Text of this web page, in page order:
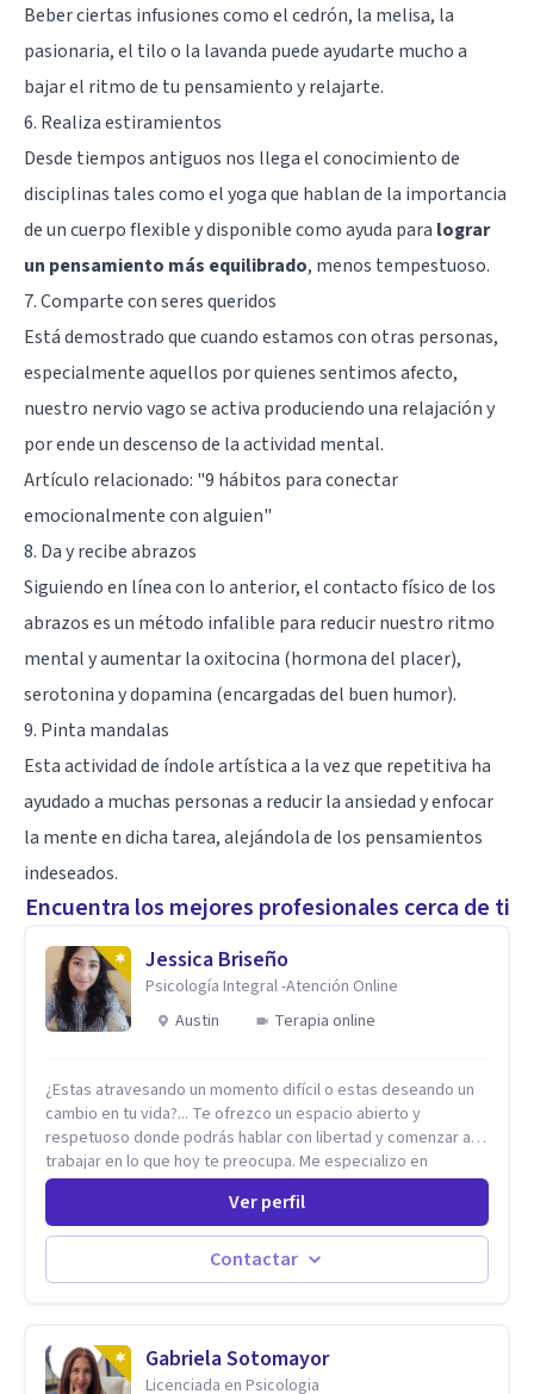
Beber ciertas infusiones como el cedrón, la melisa, la
pasionaria, el tilo o la lavanda puede ayudarte mucho a
bajar el ritmo de tu pensamiento y relajarte.
6. Realiza estiramientos
Desde tiempos antiguos nos llega el conocimiento de
disciplinas tales como el yoga que hablan de la importancia
de un cuerpo flexible y disponible como ayuda para lograr
un pensamiento más equilibrado, menos tempestuoso.
7. Comparte con seres queridos
Está demostrado que cuando estamos con otras personas,
especialmente aquellos por quienes sentimos afecto,
nuestro nervio vago se activa produciendo una relajación y
por ende un descenso de la actividad mental.
Artículo relacionado: "9 hábitos para conectar
emocionalmente con alguien"
8. Da y recibe abrazos
Siguiendo en línea con lo anterior, el contacto físico de los
abrazos es un método infalible para reducir nuestro ritmo
mental y aumentar la oxitocina (hormona del placer),
serotonina y dopamina (encargadas del buen humor).
9. Pinta mandalas
Esta actividad de índole artística a la vez que repetitiva ha
ayudado a muchas personas a reducir la ansiedad y enfocar
la mente en dicha tarea, alejándola de los pensamientos
indeseados.
Encuentra los mejores profesionales cerca de ti
Jessica Briseño
Psicología Integral -Atención Online
Austin
Terapia online
¿Estas atravesando un momento difícil o estas deseando un
cambio en tu vida?... Te ofrezco un espacio abierto y
respetuoso donde podrás hablar con libertad y comenzar a
trabajar en lo que hoy te preocupa. Me especializo en
Trastornos de Ansiedad y a lo largo de mi experiencia
profesional he acompañado a muchas Familias y Parejas con
distintas problemáticas como el manejo del estrés,
Autoestima, Gestión de la Ira, Depresión, Retos en la Crianza,
Codependencia, Celos, entre otros. Cuento con más de 12
Adolescentes y Adultos
Ver perfil
Contactar
Gabriela Sotomayor
Licenciada en Psicologia